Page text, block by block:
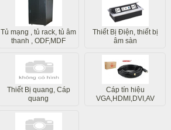
Tủ mạng , tủ rack, tủ âm
thanh , ODF,MDF
Thiết Bị Điện, thiết bị
âm sàn
Thiết Bị quang, Cáp
quang
Cáp tín hiệu
VGA,HDMI,DVI,AV